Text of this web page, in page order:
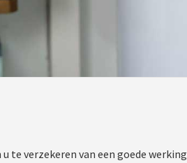
te verzekeren van een goede werking